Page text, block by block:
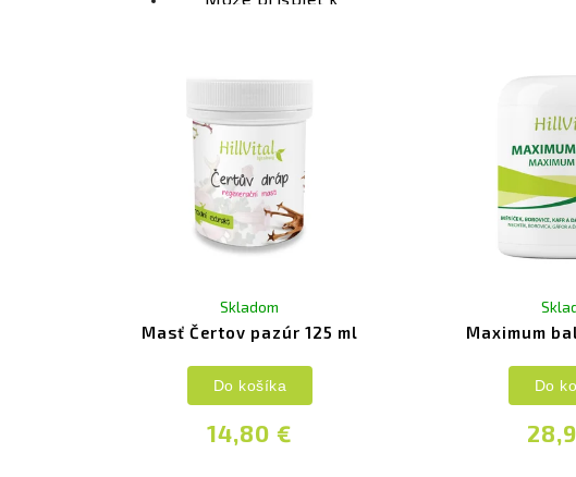
Podpora pohyblivosti a
pružnosti kĺbov
Neobsahuje cukor
Masť Čertov pazúr 125 ml
Skladom
14,80 €
Do košíka
Maximum
Do